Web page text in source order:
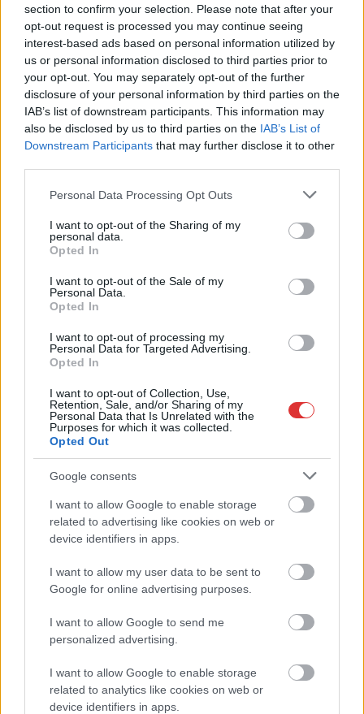
section to confirm your selection. Please note that after your
opt-out request is processed you may continue seeing
interest-based ads based on personal information utilized by
us or personal information disclosed to third parties prior to
your opt-out. You may separately opt-out of the further
disclosure of your personal information by third parties on the
IAB’s list of downstream participants. This information may
also be disclosed by us to third parties on the IAB’s List of
Downstream Participants that may further disclose it to other
Please note that this website/app uses one or more Google
not limited to your visit or usage behaviour. You may click to
grant or deny consent to Google and its third-party tags to
use your data for below specified purposes in below Google
consent section.
Personal Data Processing Opt Outs
I want to opt-out of the Sharing of my
personal data.
Opted In
I want to opt-out of the Sale of my
Personal Data.
Opted In
I want to opt-out of processing my
Personal Data for Targeted Advertising.
Opted In
I want to opt-out of Collection, Use,
Retention, Sale, and/or Sharing of my
Personal Data that Is Unrelated with the
Purposes for which it was collected.
Opted Out
Google consents
I want to allow Google to enable storage
related to advertising like cookies on web or
device identifiers in apps.
I want to allow my user data to be sent to
Google for online advertising purposes.
I want to allow Google to send me
personalized advertising.
I want to allow Google to enable storage
related to analytics like cookies on web or
device identifiers in apps.
JNSZ megyei hírek eu,hétvége,időszámítás,Jász-Nagykun Szolnok
megye,nyári,óraállítás ,vasárnap
Változik a vonatok menetrendje hétvégére:
késésekre és csatlakozási módosításokra
készüljenek az utasok
2026.03.18. Horváth Zsolt
Hétvégén jelentős
számítani a Budapest–
Szolnok–Békéscsaba–
MÁV módosított
pénteken 20 órától lépnek életbe, és egészen március 22-én,
vasárnap 23:59-ig tartanak, ezért az utasoknak érdemes előre
TOVÁBB OLVASOM
lőkösháza,MÁV, menetrend
Rétegesen öltözzünk, a hajnali fagyok mellett
kitűnő tavaszi idő vár Szolnok megyében
Csapadék a láthatáron
kirándulóidő vár ránk a
napokban
folyamatosan 15-16